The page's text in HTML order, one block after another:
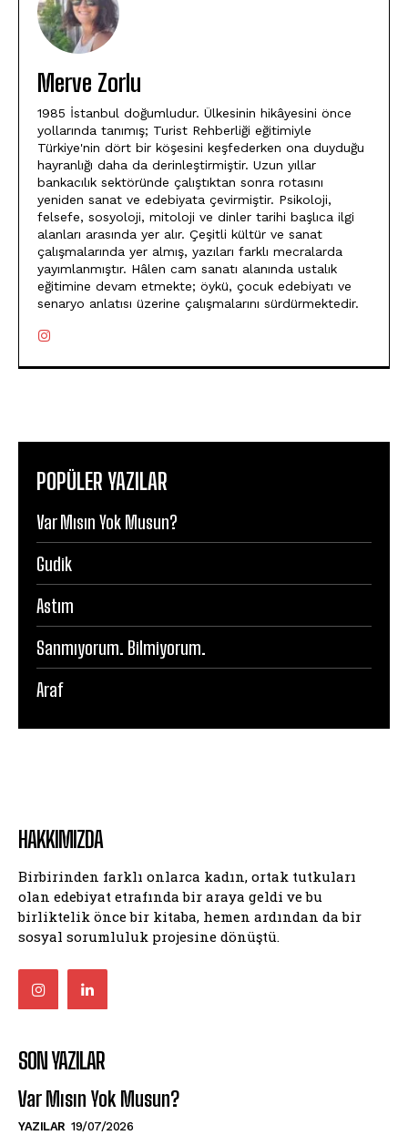
Merve Zorlu
1985 İstanbul doğumludur. Ülkesinin hikâyesini önce
yollarında tanımış; Turist Rehberliği eğitimiyle
Türkiye'nin dört bir köşesini keşfederken ona duyduğu
hayranlığı daha da derinleştirmiştir. Uzun yıllar
bankacılık sektöründe çalıştıktan sonra rotasını
yeniden sanat ve edebiyata çevirmiştir. Psikoloji,
felsefe, sosyoloji, mitoloji ve dinler tarihi başlıca ilgi
alanları arasında yer alır. Çeşitli kültür ve sanat
çalışmalarında yer almış, yazıları farklı mecralarda
yayımlanmıştır. Hâlen cam sanatı alanında ustalık
eğitimine devam etmekte; öykü, çocuk edebiyatı ve
senaryo anlatısı üzerine çalışmalarını sürdürmektedir.
POPÜLER YAZILAR
Var Mısın Yok Musun?
Gudik
Astım
Sanmıyorum. Bilmiyorum.
Araf
HAKKIMIZDA
Birbirinden farklı onlarca kadın, ortak tutkuları
olan edebiyat etrafında bir araya geldi ve bu
birliktelik önce bir kitaba, hemen ardından da bir
sosyal sorumluluk projesine dönüştü.
SON YAZILAR
Var Mısın Yok Musun?
YAZILAR 19/07/2026